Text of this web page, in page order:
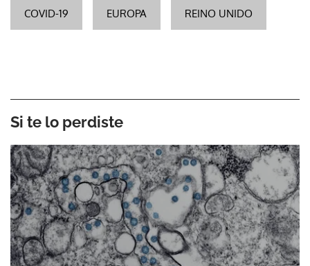
COVID-19 EUROPA REINO UNIDO
Si te lo perdiste